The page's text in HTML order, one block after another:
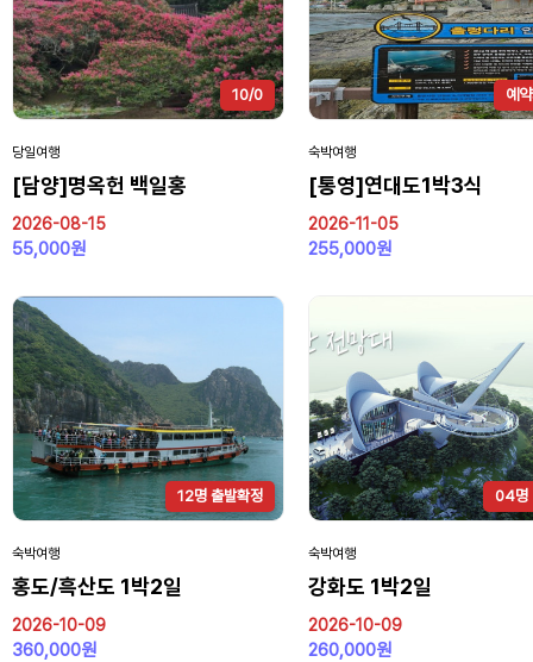
10/0
당일여행
[담양]명옥헌 백일홍
2026-08-15
55,000원
예
숙박여행
[통영]연대도1박3식
2026-11-05
255,000원
12명 출발확정
숙박여행
홍도/흑산도 1박2일
2026-10-09
360,000원
04명
숙박여행
강화도 1박2일
2026-10-09
260,000원